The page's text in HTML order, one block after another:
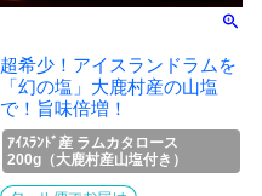
超希少！アイスランドラムを
「幻の塩」大鹿村産の山塩
で！旨味倍増！
ｱｲｽﾗﾝﾄﾞ産 ラムカタロース
200g（大鹿村産山塩付き）